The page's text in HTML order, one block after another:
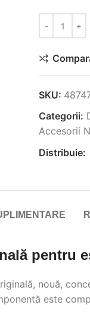
SKU:
Categorii:
Accesorii
Distribuie:
pentru
nouă,
este